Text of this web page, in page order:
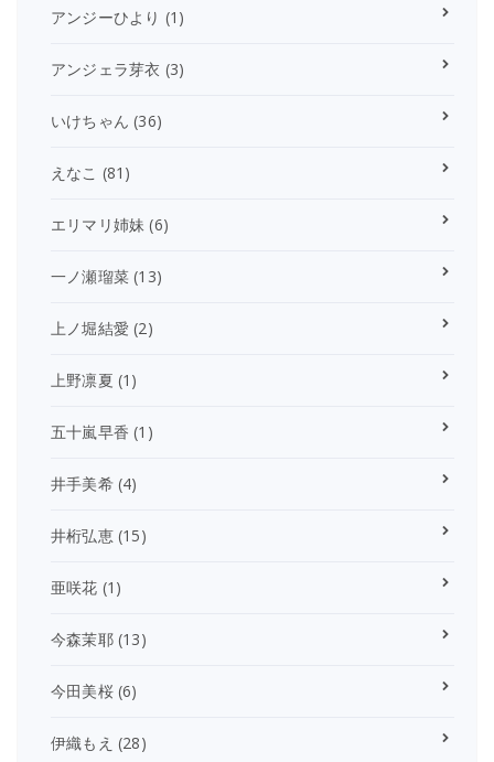
アンジーひより (1)
アンジェラ芽衣 (3)
いけちゃん (36)
えなこ (81)
エリマリ姉妹 (6)
一ノ瀬瑠菜 (13)
上ノ堀結愛 (2)
上野凛夏 (1)
五十嵐早香 (1)
井手美希(4)
井桁弘恵(15)
亜咲花 (1)
今森茉耶(13)
今田美桜(6)
伊織もえ (28)